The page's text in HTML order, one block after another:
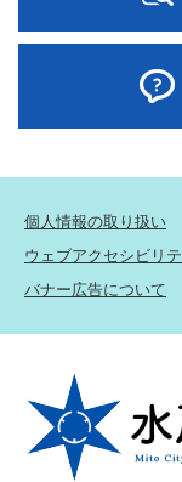
個人情報の取り扱い
ウェブアクセシビリ
バナー広告について